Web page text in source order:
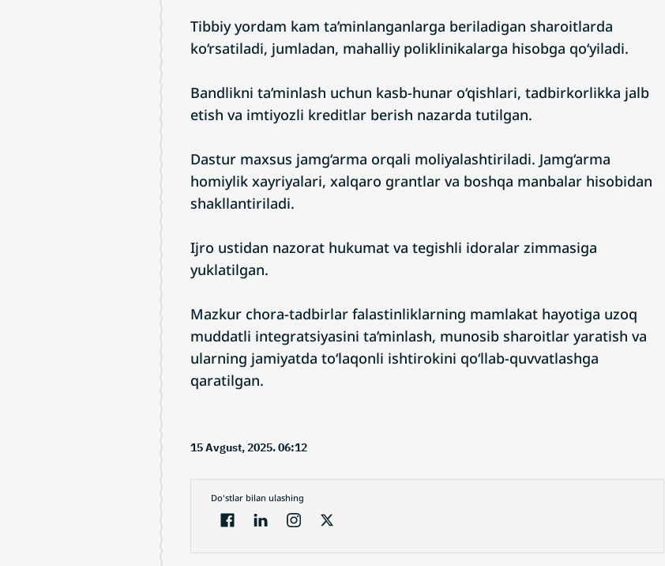
Tibbiy yordam kam ta’minlanganlarga beriladigan sharoitlarda
ko‘rsatiladi, jumladan, mahalliy poliklinikalarga hisobga qo‘yiladi.
Bandlikni ta’minlash uchun kasb-hunar o‘qishlari, tadbirkorlikka jalb
etish va imtiyozli kreditlar berish nazarda tutilgan.
Dastur maxsus jamg‘arma orqali moliyalashtiriladi. Jamg‘arma
homiylik xayriyalari, xalqaro grantlar va boshqa manbalar hisobidan
shakllantiriladi.
Ijro ustidan nazorat hukumat va tegishli idoralar zimmasiga
yuklatilgan.
Mazkur chora-tadbirlar falastinliklarning mamlakat hayotiga uzoq
muddatli integratsiyasini ta’minlash, munosib sharoitlar yaratish va
ularning jamiyatda to‘laqonli ishtirokini qo‘llab-quvvatlashga
qaratilgan.
15 Avgust, 2025. 06:12
Do'stlar bilan ulashing